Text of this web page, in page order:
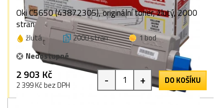
Oki C5650 (43872305), originální toner, žlutý, 2000
stran
žlutá 2000 stran
1 bod
Nedostupné
2 903 Kč
2 399 Kč bez DPH - + DO KOŠÍKU